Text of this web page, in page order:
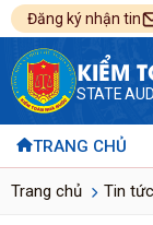
Đăng ký nhận tin
KIỂM
STATE
TRANG CHỦ
Trang chủ Tin tức